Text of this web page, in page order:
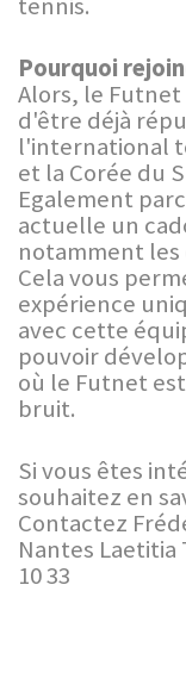
Pourquoi
Alors, le
d'être déjà
l'international
et la Corée du
Egalement
actuelle un
notamment
Cela vous
expérience
avec cette
pouvoir
où le Futnet
bruit.
Si vous êtes
souhaitez en
Contactez
Nantes Laetitia
10 33